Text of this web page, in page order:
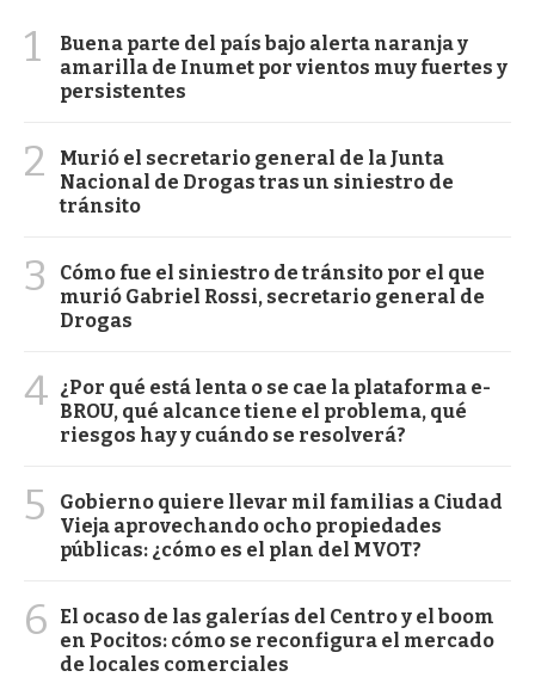
1
Buena parte del país bajo alerta naranja y
amarilla de Inumet por vientos muy fuertes y
persistentes
2
Murió el secretario general de la Junta
Nacional de Drogas tras un siniestro de
tránsito
3
Cómo fue el siniestro de tránsito por el que
murió Gabriel Rossi, secretario general de
Drogas
4 ¿Por qué está lenta o se cae la plataforma e-
BROU, qué alcance tiene el problema, qué
riesgos hay y cuándo se resolverá?
5
Gobierno quiere llevar mil familias a Ciudad
Vieja aprovechando ocho propiedades
públicas: ¿cómo es el plan del MVOT?
6
El ocaso de las galerías del Centro y el boom
en Pocitos: cómo se reconfigura el mercado
de locales comerciales